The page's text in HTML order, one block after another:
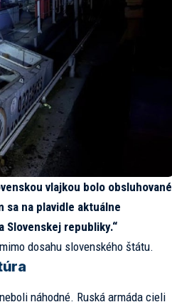
vlajkou bolo obsluhované
na plavidle aktuálne
Slovenskej republiky.“
dosahu slovenského štátu.
náhodné. Ruská armáda cieli